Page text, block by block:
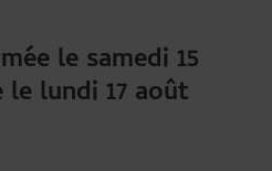
le samedi 15
lundi 17 août